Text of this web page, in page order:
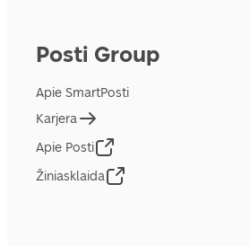
Posti Group
Apie SmartPosti
Karjera
Apie Posti
Žiniasklaida